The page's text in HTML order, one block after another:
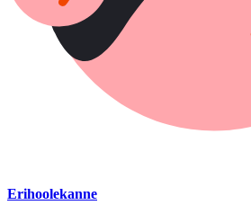
Erihoolekanne